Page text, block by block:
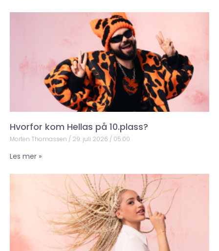
Hvorfor kom Hellas på 10.plass?
Morten Thomassen 29. juli 2026 05:00
Les mer »